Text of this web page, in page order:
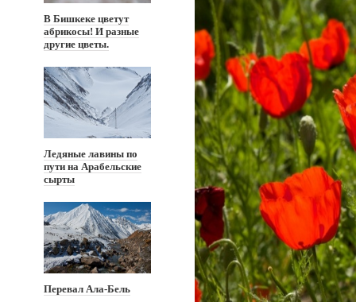
В Бишкеке цветут
абрикосы! И разные
другие цветы.
Ледяные лавины по
пути на Арабельские
сырты
Перевал Ала-Бель